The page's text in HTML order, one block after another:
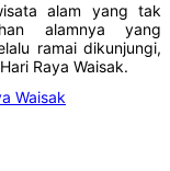
alam yang tak
alamnya yang
ramai dikunjungi,
Raya Waisak.
Waisak